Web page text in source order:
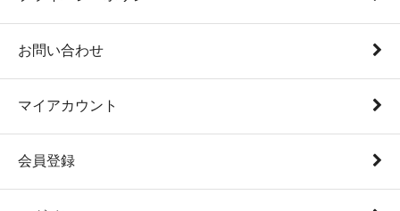
お問い合わせ
マイアカウント
会員登録